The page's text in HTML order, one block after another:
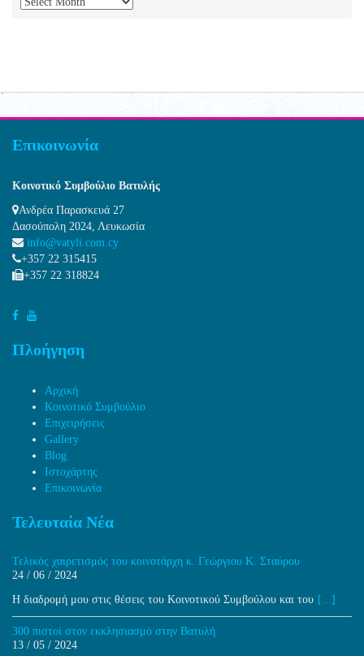
Επικοινωνία
Κοινοτικό Συμβούλιο Βατυλής
Ανδρέα Παρασκευά 27
Δασούπολη 2024, Λευκωσία
info@vatyli.com.cy
+357 22 315415
+357 22 318824
Πλοήγηση
Αρχική
Κοινοτικό Συμβούλιο
Επιχειρήσεις
Gallery
Blog
Ιστοχάρτης
Επικοινωνία
Τελευταία Νέα
Τελικός χαιρετισμός του κοινοτάρχη κ. Γεώργιου Κ. Σταύρου
24 / 06 / 2024
H διαδρομή μου στις θέσεις του Κοινοτικού Συμβούλου και του [...]
300 πιστοί στον εκκλησιασμό στην Βατυλή
13 / 05 / 2024